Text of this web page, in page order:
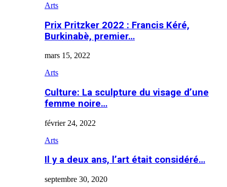
Arts
Prix Pritzker 2022 : Francis Kéré,
Burkinabè, premier…
mars 15, 2022
Arts
Culture: La sculpture du visage d’une
femme noire…
février 24, 2022
Arts
Il y a deux ans, l’art était considéré…
septembre 30, 2020